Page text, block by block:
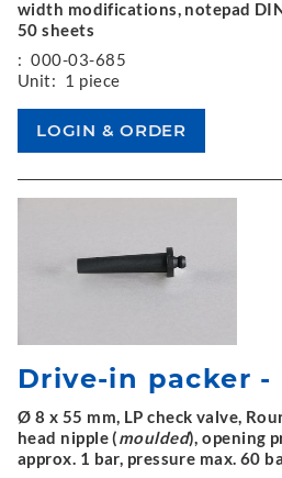
width modifications, notepad
50 sheets
: 000-03-685
Unit: 1 piece
Drive-in packer -
Ø 8 x 55 mm, LP check valve,
head nipple (moulded), opening
approx. 1 bar, pressure max. 60